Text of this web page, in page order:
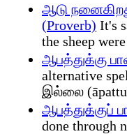
ஆடு
(Proverb) It's
the sheep
ஆபத்துக்கு
alternative
இல்லை
ஆபத்துக்குப்
done through